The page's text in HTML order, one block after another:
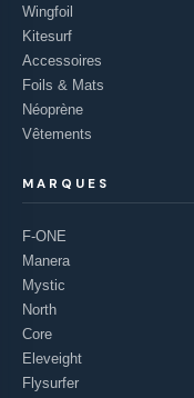
Wingfoil
Kitesurf
Accessoires
Foils & Mats
Néoprène
Vêtements
MARQUES
F-ONE
Manera
Mystic
North
Core
Eleveight
Flysurfer